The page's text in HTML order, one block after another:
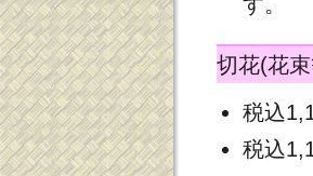
切花(花
税込
税込